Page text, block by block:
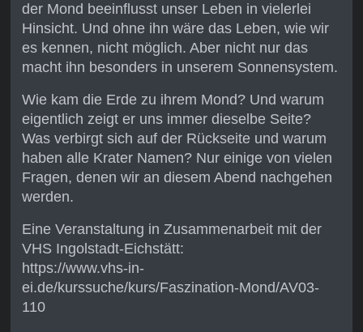
der Mond beeinflusst unser Leben in vielerlei
Hinsicht. Und ohne ihn wäre das Leben, wie wir
es kennen, nicht möglich. Aber nicht nur das
macht ihn besonders in unserem Sonnensystem.
Wie kam die Erde zu ihrem Mond? Und warum
eigentlich zeigt er uns immer dieselbe Seite?
Was verbirgt sich auf der Rückseite und warum
haben alle Krater Namen? Nur einige von vielen
Fragen, denen wir an diesem Abend nachgehen
werden.
Eine Veranstaltung in Zusammenarbeit mit der
VHS Ingolstadt-Eichstätt:
https://www.vhs-in-
ei.de/kurssuche/kurs/Faszination-Mond/AV03-
110